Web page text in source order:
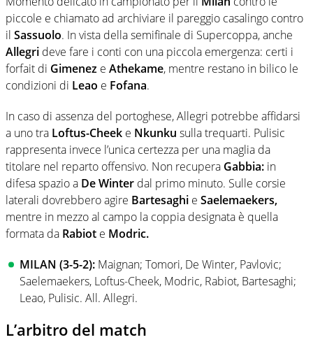
piccole e chiamato ad archiviare il pareggio casalingo contro
il Sassuolo. In vista della semifinale di Supercoppa, anche
Allegri deve fare i conti con una piccola emergenza: certi i
forfait di Gimenez e Athekame, mentre restano in bilico le
condizioni di Leao e Fofana.
In caso di assenza del portoghese, Allegri potrebbe affidarsi
a uno tra Loftus-Cheek e Nkunku sulla trequarti. Pulisic
rappresenta invece l’unica certezza per una maglia da
titolare nel reparto offensivo. Non recupera Gabbia: in
difesa spazio a De Winter dal primo minuto. Sulle corsie
laterali dovrebbero agire Bartesaghi e Saelemaekers,
mentre in mezzo al campo la coppia designata è quella
formata da Rabiot e Modric.
MILAN (3-5-2): Maignan; Tomori, De Winter, Pavlovic;
Saelemaekers, Loftus-Cheek, Modric, Rabiot, Bartesaghi;
Leao, Pulisic. All. Allegri.
L’arbitro del match